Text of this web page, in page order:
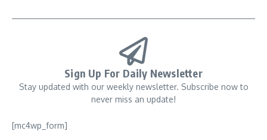
Sign Up For Daily Newsletter
Stay updated with our weekly newsletter. Subscribe now to
never miss an update!
[mc4wp_form]